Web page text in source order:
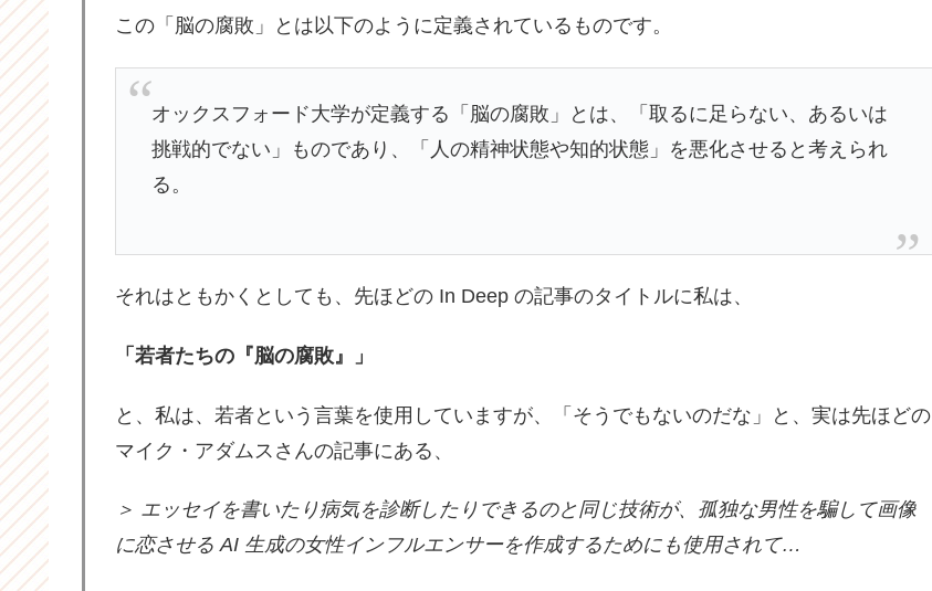
この「脳の腐敗」とは以下のように定義されているものです。
オックスフォード大学が定義する「脳の腐敗」とは、「取るに足らない、あるいは
挑戦的でない」ものであり、「人の精神状態や知的状態」を悪化させると考えられ
る。
それはともかくとしても、先ほどの In Deep の記事のタイトルに私は、
「若者たちの『脳の腐敗』」
と、私は、若者という言葉を使用していますが、「そうでもないのだな」と、実は先ほどの
マイク・アダムスさんの記事にある、
＞ エッセイを書いたり病気を診断したりできるのと同じ技術が、孤独な男性を騙して画像
に恋させる AI 生成の女性インフルエンサーを作成するためにも使用されて…